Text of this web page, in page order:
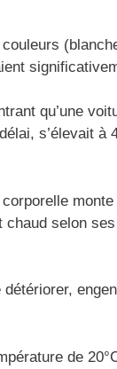
qu’une
s’élevait à
monte
selon
de